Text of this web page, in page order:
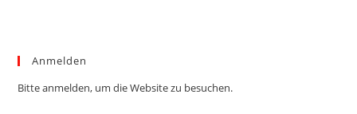
Anmelden
Bitte anmelden, um die Website zu besuchen.